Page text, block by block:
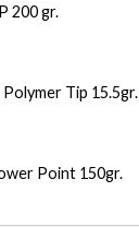
200 gr.
Polymer Tip 15.5gr.
Point 150gr.